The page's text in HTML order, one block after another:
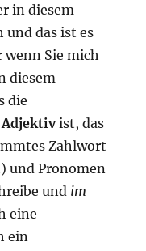
in diesem
und das ist es
wenn Sie mich
diesem
die
Adjektivist, das
Zahlwort
und Pronomen
und im
eine
ein